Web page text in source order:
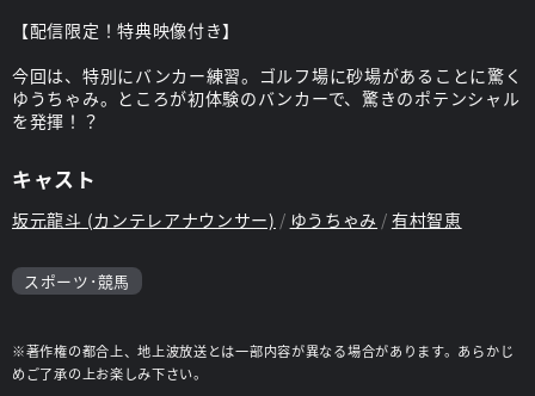
【配信限定！特典映像付き】
今回は、特別にバンカー練習。ゴルフ場に砂場があることに驚く
ゆうちゃみ。ところが初体験のバンカーで、驚きのポテンシャル
を発揮！？
キャスト
坂元龍斗 (カンテレアナウンサー) ゆうちゃみ 有村智恵
スポーツ･競馬
※著作権の都合上、地上波放送とは一部内容が異なる場合があります。あらかじ
めご了承の上お楽しみ下さい。